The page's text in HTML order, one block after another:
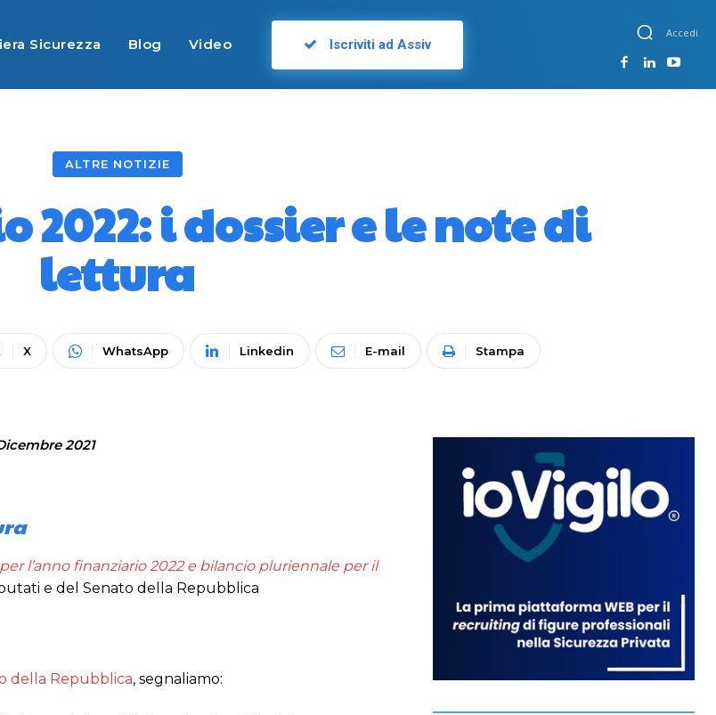
Sicurezza Blog Video Iscriviti ad Assiv
Accedi
ALTRE NOTIZIE
2022: i dossier e le note di
lettura
X WhatsApp Linkedin E-mail Stampa
2021
l’anno finanziario 2022 e bilancio pluriennale per il
e del Senato della Repubblica
della Repubblica, segnaliamo: